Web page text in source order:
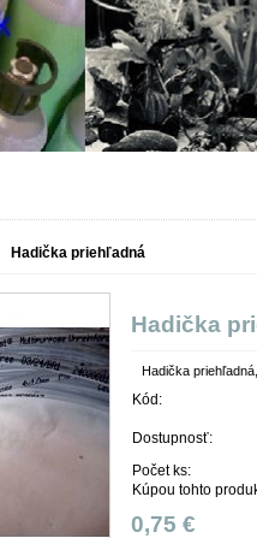
Hadička priehľadná
Hadička
Hadička
Kód:
Dostupnosť:
Počet ks:
Kúpou tohto
0,75 €